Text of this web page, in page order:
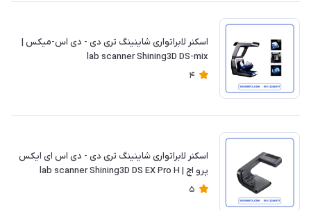
اسکنر لابراتواری شاینینگ تری دی - دی اس-میکس |
lab scanner Shining3D DS-mix
4
اسکنر لابراتواری شاینینگ تری دی - دی اس ای ایکس
پرو اچ | lab scanner Shining3D DS EX Pro H
5